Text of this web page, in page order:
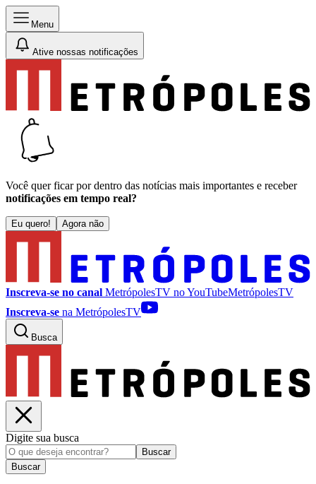
Menu
Ative nossas notificações
Você quer ficar por dentro das notícias mais importantes e receber
notificações em tempo real?
Eu quero! Agora não
Inscreva-se no canal MetrópolesTV noYouTubeMetrópolesTV
Inscreva-se na MetrópolesTV
Busca
Digite sua busca
Buscar
Buscar